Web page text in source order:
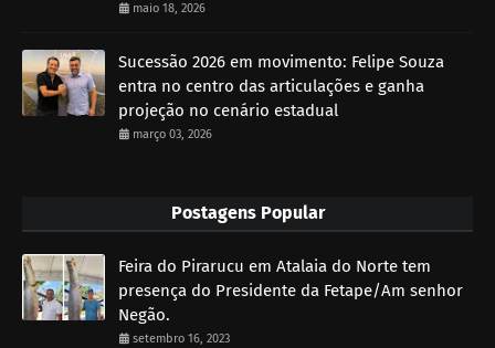
maio 18, 2026
Sucessão 2026 em movimento: Felipe Souza
entra no centro das articulações e ganha
projeção no cenário estadual
março 03, 2026
Postagens Popular
Feira do Pirarucu em Atalaia do Norte tem
presença do Presidente da Fetape/Am senhor
Negão.
setembro 16, 2023